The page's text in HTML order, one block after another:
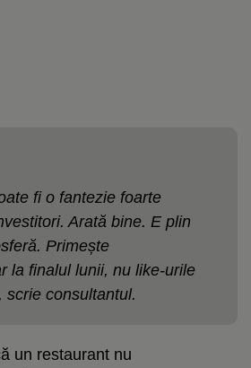
fi o fantezie foarte
Arată bine. E plin
Primește
la finalul lunii, nu like-urile
scrie consultantul.
un restaurant nu